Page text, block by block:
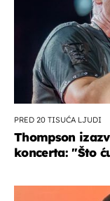
PRED 20 TISUĆA LJUDI
Thompson
koncerta: "Što